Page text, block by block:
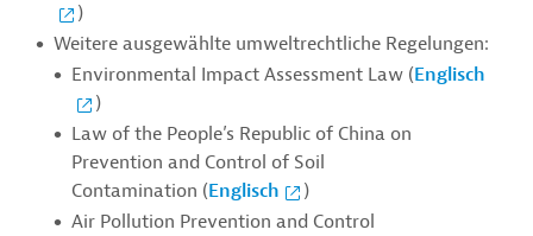
)
Weitere ausgewählte umweltrechtliche Regelungen:
Environmental Impact Assessment Law (Englisch
)
Law of the People’s Republic of China on
Prevention and Control of Soil
Contamination (Englisch
)
Air Pollution Prevention and Control